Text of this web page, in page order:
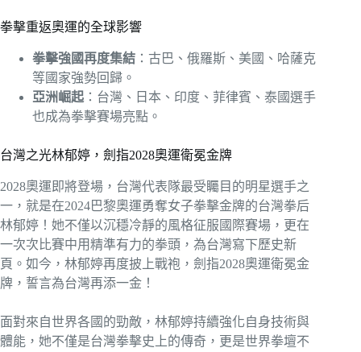
拳擊重返奧運的全球影響
拳擊強國再度集結 ：古巴、俄羅斯、美國、哈薩克
等國家強勢回歸。
亞洲崛起 ：台灣、日本、印度、菲律賓、泰國選手
也成為拳擊賽場亮點。
台灣之光林郁婷，劍指2028奧運衛冕金牌
2028奧運即將登場，台灣代表隊最受矚目的明星選手之
一，就是在2024巴黎奧運勇奪女子拳擊金牌的台灣拳后
林郁婷！她不僅以沉穩冷靜的風格征服國際賽場，更在
一次次比賽中用精準有力的拳頭，為台灣寫下歷史新
頁。如今，林郁婷再度披上戰袍，劍指2028奧運衛冕金
牌，誓言為台灣再添一金！
面對來自世界各國的勁敵，林郁婷持續強化自身技術與
體能，她不僅是台灣拳擊史上的傳奇，更是世界拳壇不